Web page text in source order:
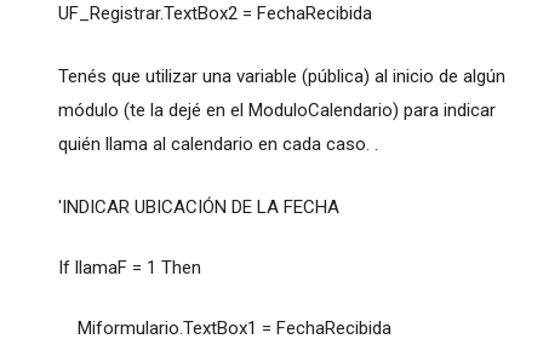
UF_Registrar.TextBox2 = FechaRecibida
Tenés que utilizar una variable (pública) al inicio de algún
módulo (te la dejé en el ModuloCalendario) para indicar
quién llama al calendario en cada caso. .
'INDICAR UBICACIÓN DE LA FECHA
If llamaF = 1 Then
Miformulario.TextBox1 = FechaRecibida